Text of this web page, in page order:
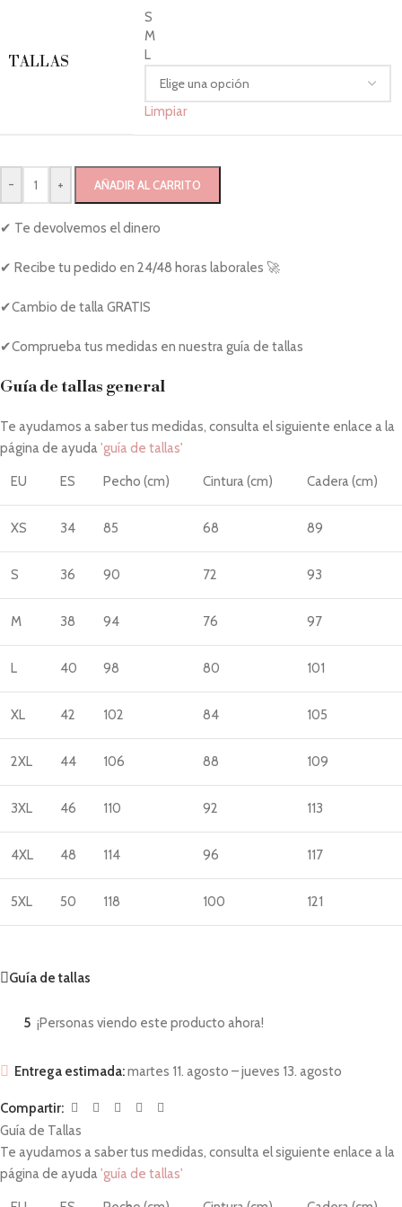
TALLAS
S
M
L
Limpiar
- + AÑADIR AL CARRITO
✔ Te devolvemos el dinero
✔ Recibe tu pedido en 24/48 horas laborales 🚀
✔Cambio de talla GRATIS
✔Comprueba tus medidas en nuestra guía de tallas
Guía de tallas general
Te ayudamos a saber tus medidas, consulta el siguiente enlace a la
página de ayuda'guía de tallas'
EU ES Pecho (cm) Cintura (cm) Cadera (cm)
XS 34 85 68 89
S 36 90 72 93
M 38 94 76 97
L 40 98 80 101
XL 42 102 84 105
2XL 44 106 88 109
3XL 46 110 92 113
4XL 48 114 96 117
5XL 50 118 100 121
Guía de tallas
5 ¡Personas viendo este producto ahora!
Entrega estimada:martes 11. agosto – jueves 13. agosto
Compartir:
Guía de Tallas
Te ayudamos a saber tus medidas, consulta el siguiente enlace a la
página de ayuda'guía de tallas'